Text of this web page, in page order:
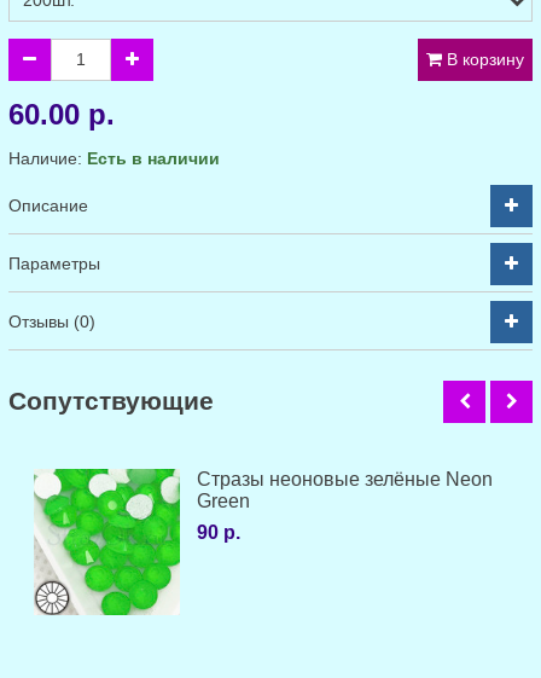
В корзину
60.00 р.
Наличие: Есть в наличии
Описание
Параметры
Отзывы (0)
Cопутствующие
Стразы неоновые зелёные Neon
Green
90 р.